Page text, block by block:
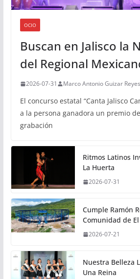
OCIO
Buscan en Jalisco la
del Regional
2026-07-31 Marco Antonio Guizar Reyes
El concurso estatal “Canta Jalisco
a la persona ganadora un premio
grabación
Ritmos Latinos
La Huerta
2026-07-31
Cumple Ramón
Comunidad de
2026-07-21
Nuestra Belleza
Una Reina